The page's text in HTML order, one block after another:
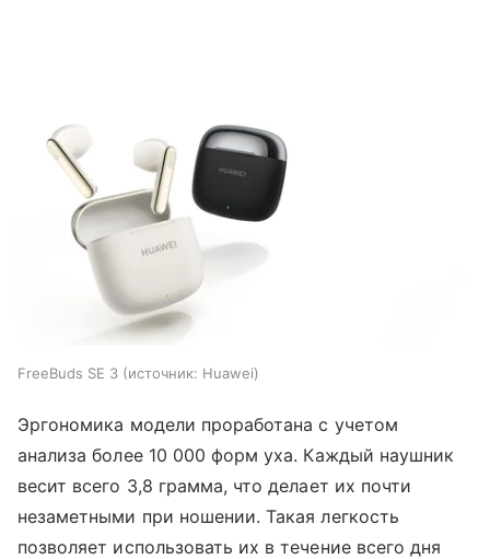
FreeBuds SE 3 источник: Huawei
Эргономика модели проработана с учетом
анализа более 10 000 форм уха. Каждый наушник
весит всего 3,8 грамма, что делает их почти
незаметными при ношении. Такая легкость
позволяет использовать их в течение всего дня